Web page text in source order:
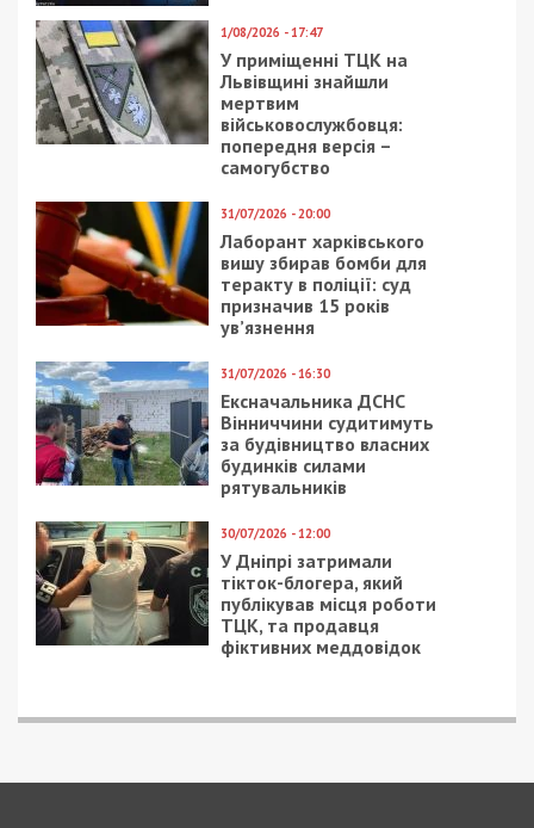
1/08/2026 - 17:47
У приміщенні ТЦК на
Львівщині знайшли
мертвим
військовослужбовця:
попередня версія –
самогубство
31/07/2026 - 20:00
Лаборант харківського
вишу збирав бомби для
теракту в поліції: суд
призначив 15 років
ув’язнення
31/07/2026 - 16:30
Ексначальника ДСНС
Вінниччини судитимуть
за будівництво власних
будинків силами
рятувальників
30/07/2026 - 12:00
У Дніпрі затримали
тікток-блогера, який
публікував місця роботи
ТЦК, та продавця
фіктивних меддовідок